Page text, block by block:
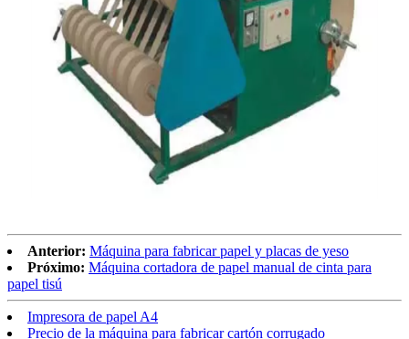
Anterior: Máquina para fabricar papel y placas de yeso
Próximo: Máquina cortadora de papel manual de cinta para
papel tisú
Impresora de papel A4
Precio de la máquina para fabricar cartón corrugado